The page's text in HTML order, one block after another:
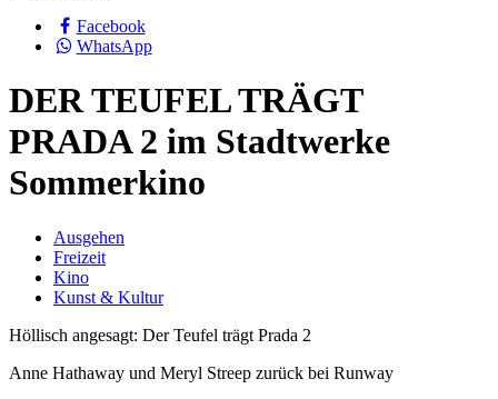
Facebook
WhatsApp
DER TEUFEL TRÄGT
PRADA 2 im Stadtwerke
Sommerkino
Ausgehen
Freizeit
Kino
Kunst & Kultur
Höllisch angesagt: Der Teufel trägt Prada 2
Anne Hathaway und Meryl Streep zurück bei Runway